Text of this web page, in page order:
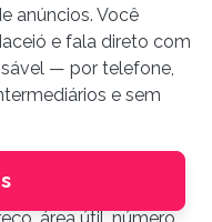
anúncios. Você
e fala direto com
— por telefone,
e sem
em Maceió?
os imóveis à